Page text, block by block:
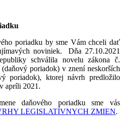
poriadku by sme Vám chceli dať
noviniek. Dňa 27.10.2021
schválila novelu zákona č.
poriadok) v znení neskorších
poriadok), ktorej návrh predložilo
apríli 2021.
daňového poriadku sme vás
LEGISLATÍVNYCH ZMIEN.